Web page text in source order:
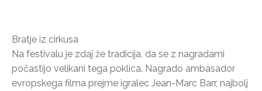
Bratje iz cirkusa
Na festivalu je zdaj že tradicija, da se z nagradami
počastijo velikani tega poklica. Nagrado ambasador
evropskega filma prejme igralec Jean-Marc Barr, najbolj